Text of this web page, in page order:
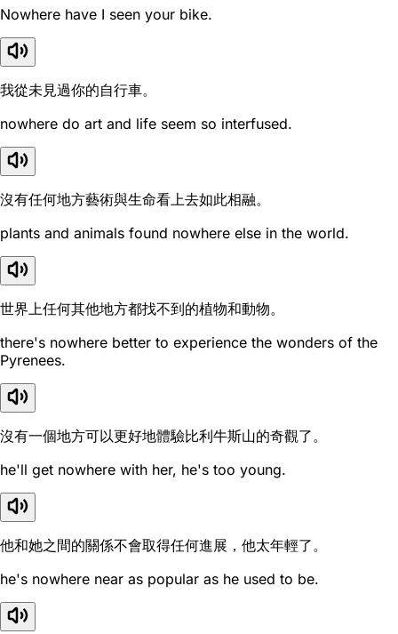
Nowhere have I seen your bike.
我從未見過你的自行車。
nowhere do art and life seem so interfused.
沒有任何地方藝術與生命看上去如此相融。
plants and animals found nowhere else in the world.
世界上任何其他地方都找不到的植物和動物。
there's nowhere better to experience the wonders of the
Pyrenees.
沒有一個地方可以更好地體驗比利牛斯山的奇觀了。
he'll get nowhere with her, he's too young.
他和她之間的關係不會取得任何進展，他太年輕了。
he's nowhere near as popular as he used to be.